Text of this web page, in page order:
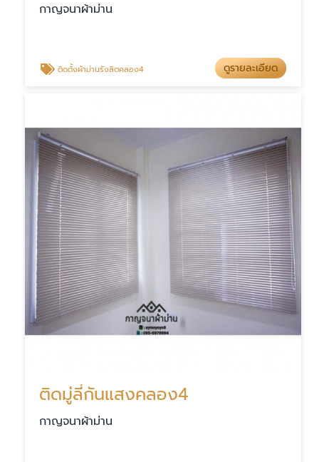
กาญจนาผ้าม่าน
ติดตั้งผ้าม่านรังสิตคลอง4 ดูรายละเอียด
ติดมู่ลี่กันแสงคลอง4
กาญจนาผ้าม่าน